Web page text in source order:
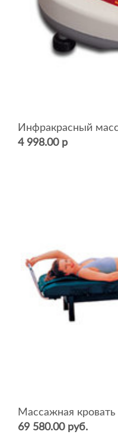
Инфракрасный
4 998.00 р
Массажная
69 580.00 руб.